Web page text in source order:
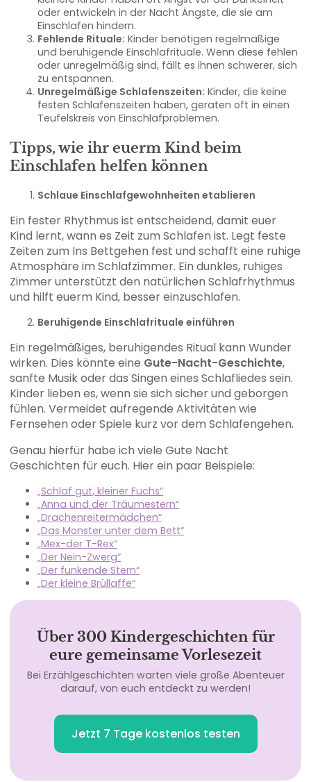
oder entwickeln in der Nacht Ängste, die sie am
Einschlafen hindern.
Fehlende Rituale: Kinder benötigen regelmäßige
und beruhigende Einschlafrituale. Wenn diese fehlen
oder unregelmäßig sind, fällt es ihnen schwerer, sich
zu entspannen.
Unregelmäßige Schlafenszeiten: Kinder, die keine
festen Schlafenszeiten haben, geraten oft in einen
Teufelskreis von Einschlafproblemen.
Tipps, wie ihr euerm Kind beim
Einschlafen helfen können
Schlaue Einschlafgewohnheiten etablieren
Ein fester Rhythmus ist entscheidend, damit euer
Kind lernt, wann es Zeit zum Schlafen ist. Legt feste
Zeiten zum Ins Bettgehen fest und schafft eine ruhige
Atmosphäre im Schlafzimmer. Ein dunkles, ruhiges
Zimmer unterstützt den natürlichen Schlafrhythmus
und hilft euerm Kind, besser einzuschlafen.
Beruhigende Einschlafrituale einführen
Ein regelmäßiges, beruhigendes Ritual kann Wunder
wirken. Dies könnte eine Gute-Nacht-Geschichte,
sanfte Musik oder das Singen eines Schlafliedes sein.
Kinder lieben es, wenn sie sich sicher und geborgen
fühlen. Vermeidet aufregende Aktivitäten wie
Fernsehen oder Spiele kurz vor dem Schlafengehen.
Genau hierfür habe ich viele Gute Nacht
Geschichten für euch. Hier ein paar Beispiele:
„Schlaf gut, kleiner Fuchs“
„Anna und der Träumestern“
„Drachenreitermädchen“
„Das Monster unter dem Bett“
„Mex-der T-Rex“
„Der Nein-Zwerg“
„Der funkende Stern“
„Der kleine Brüllaffe“
Über 300 Kindergeschichten für
eure gemeinsame Vorlesezeit
Bei Erzählgeschichten warten viele große Abenteuer
darauf, von euch entdeckt zu werden!
Jetzt 7 Tage kostenlos testen